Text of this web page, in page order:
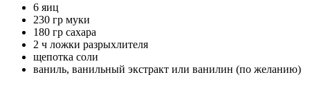
6 яиц
230 гр муки
180 гр сахара
2 ч ложки разрыхлителя
щепотка соли
ваниль, ванильный экстракт или ванилин (по желанию)